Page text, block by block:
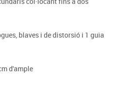
blaves i de distorsió i 1 guia
d'ample